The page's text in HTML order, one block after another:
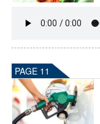
PAGE 11